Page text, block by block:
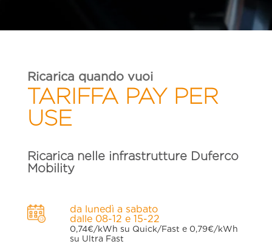
Ricarica quando vuoi
TARIFFA PAY PER
USE
Ricarica nelle infrastrutture Duferco
Mobility
da lunedì a sabato
dalle 08-12 e 15-22
0,74€/kWh su Quick/Fast e 0,79€/kWh
su Ultra Fast